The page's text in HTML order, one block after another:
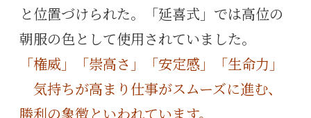
と位置づけられた。「延喜式」では高位の
朝服の色として使用されていました。
「権威」「崇高さ」「安定感」「生命力」
気持ちが高まり仕事がスムーズに進む、